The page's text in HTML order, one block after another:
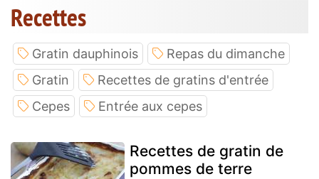
Recettes
Gratin dauphinois
Repas du dimanche
Gratin
Recettes de gratins d'entrée
Cepes
Entrée aux cepes
Recettes de gratin de
pommes de terre